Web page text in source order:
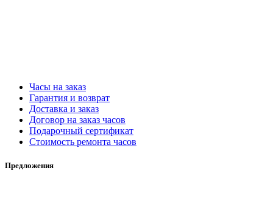
Часы на заказ
Гарантия и возврат
Доставка и заказ
Договор на заказ часов
Подарочный сертификат
Стоимость ремонта часов
Предложения